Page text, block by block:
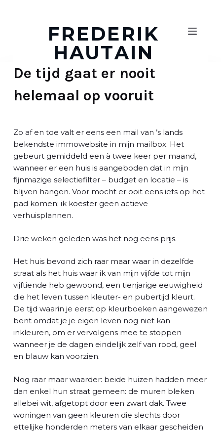
a
a
k
e
FREDERIK
HAUTAIN
De tijd gaat er nooit
helemaal op vooruit
Zo af en toe valt er eens een mail van ’s lands
bekendste immowebsite in mijn mailbox. Het
gebeurt gemiddeld een à twee keer per maand,
wanneer er een huis is aangeboden dat in mijn
fijnmazige selectiefilter – budget en locatie – is
blijven hangen. Voor mocht er ooit eens iets op het
pad komen; ik koester geen actieve
verhuisplannen.
Drie weken geleden was het nog eens prijs.
Het huis bevond zich raar maar waar in dezelfde
straat als het huis waar ik van mijn vijfde tot mijn
vijftiende heb gewoond, een tienjarige eeuwigheid
die het leven tussen kleuter- en pubertijd kleurt.
De tijd waarin je eerst op kleurboeken aangewezen
bent omdat je je eigen leven nog niet kan
inkleuren, om er vervolgens mee te stoppen
wanneer je de dagen eindelijk zelf van rood, geel
en blauw kan voorzien.
Nog raar maar waarder: beide huizen hadden meer
dan enkel hun straat gemeen: de muren bleken
allebei wit, afgetopt door een zwart dak. Twee
woningen van geen kleuren die slechts door
ettelijke honderden meters van elkaar gescheiden